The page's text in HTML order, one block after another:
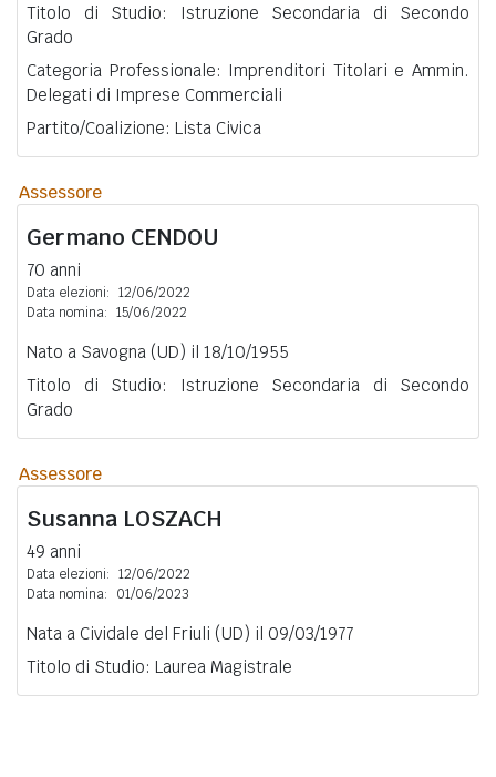
Titolo di Studio: Istruzione Secondaria di Secondo
Grado
Categoria Professionale: Imprenditori Titolari e Ammin.
Delegati di Imprese Commerciali
Partito/Coalizione: Lista Civica
Assessore
Germano CENDOU
70 anni
Data elezioni: 12/06/2022
Data nomina: 15/06/2022
Nato a Savogna (UD) il 18/10/1955
Titolo di Studio: Istruzione Secondaria di Secondo
Grado
Assessore
Susanna LOSZACH
49 anni
Data elezioni: 12/06/2022
Data nomina:
01/06/2023
Nata a Cividale del Friuli (UD) il 09/03/1977
Titolo di Studio: Laurea Magistrale